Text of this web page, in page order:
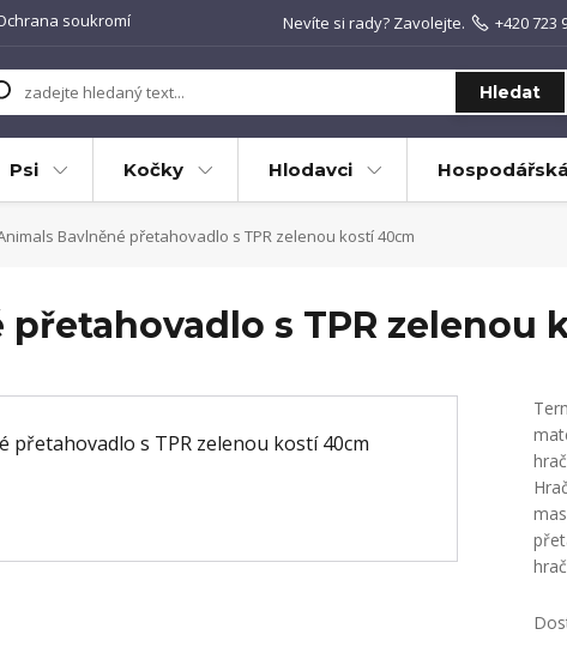
soukromí
Hledat
Nevíte si rady? Zavolejte. +420 723
Psi Kočky Hlodavci
Bavlněné přetahovadlo s TPR zelenou kostí 40cm
s TPR zelenou